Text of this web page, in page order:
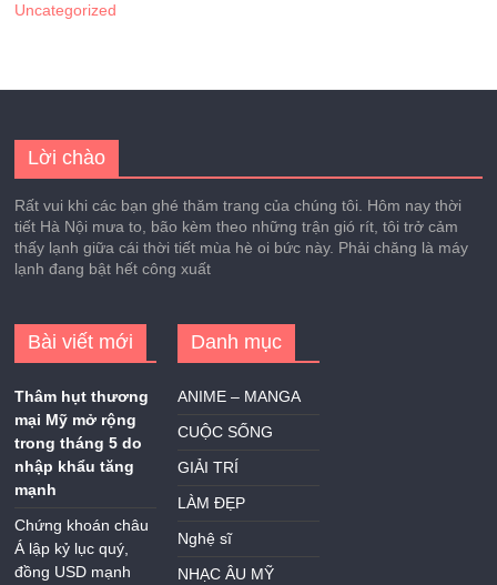
Uncategorized
Lời chào
Rất vui khi các bạn ghé thăm trang của chúng tôi. Hôm nay thời
tiết Hà Nội mưa to, bão kèm theo những trận gió rít, tôi trở cảm
thấy lạnh giữa cái thời tiết mùa hè oi bức này. Phải chăng là máy
lạnh đang bật hết công xuất
Bài viết mới
Thâm hụt thương
mại Mỹ mở rộng
trong tháng 5 do
nhập khẩu tăng
mạnh
Chứng khoán châu
Á lập kỷ lục quý,
đồng USD mạnh
Danh mục
ANIME – MANGA
CUỘC SỐNG
GIẢI TRÍ
LÀM ĐẸP
Nghệ sĩ
NHẠC ÂU MỸ